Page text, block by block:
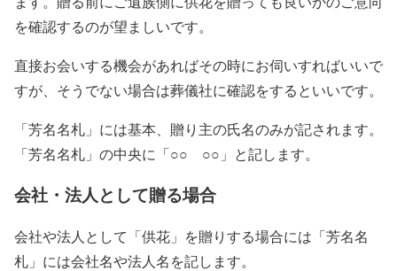
を確認するのが望ましいです。
直接お会いする機会があればその時にお伺いすればいいで
すが、そうでない場合は葬儀社に確認をするといいです。
「芳名名札」には基本、贈り主の氏名のみが記されます。
「芳名名札」の中央に「○○ ○○」と記します。
会社・法人として贈る場合
会社や法人として「供花」を贈りする場合には「芳名名
札」には会社名や法人名を記します。